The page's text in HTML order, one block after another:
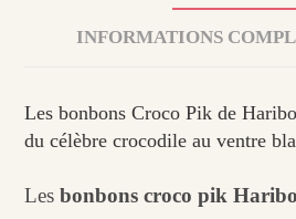
INFORMATIONS
Les bonbons Croco Pik de
du célèbre crocodile au ventre
Lesbonbons croco pik Haribo